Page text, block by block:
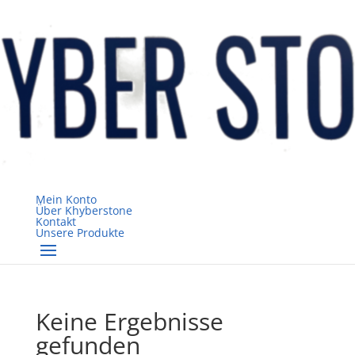
Mein Konto
Über Khyberstone
Kontakt
Unsere Produkte
Keine Ergebnisse
gefunden